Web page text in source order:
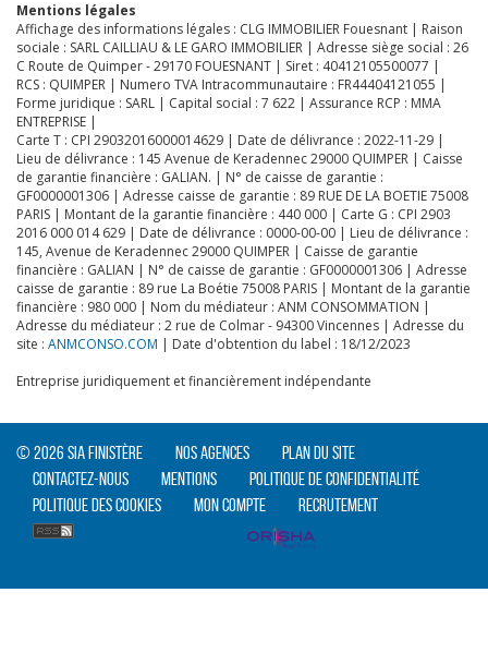
CLIQUER ICI POUR AGRANDIR
Mentions légales
Affichage des informations légales : CLG IMMOBILIER Fouesnant | Raison
sociale : SARL CAILLIAU & LE GARO IMMOBILIER | Adresse siège social : 26
C Route de Quimper - 29170 FOUESNANT | Siret : 40412105500077 |
RCS : QUIMPER | Numero TVA Intracommunautaire : FR44404121055 |
Forme juridique : SARL | Capital social : 7 622 | Assurance RCP : MMA
ENTREPRISE |
Carte T : CPI 29032016000014629 | Date de délivrance : 2022-11-29 |
Lieu de délivrance : 145 Avenue de Keradennec 29000 QUIMPER | Caisse
de garantie financière : GALIAN. | N° de caisse de garantie :
GF0000001306 | Adresse caisse de garantie : 89 RUE DE LA BOETIE 75008
PARIS | Montant de la garantie financière : 440 000 | Carte G : CPI 2903
2016 000 014 629 | Date de délivrance : 0000-00-00 | Lieu de délivrance :
145, Avenue de Keradennec 29000 QUIMPER | Caisse de garantie
financière : GALIAN | N° de caisse de garantie : GF0000001306 | Adresse
caisse de garantie : 89 rue La Boétie 75008 PARIS | Montant de la garantie
financière : 980 000 | Nom du médiateur : ANM CONSOMMATION |
Adresse du médiateur : 2 rue de Colmar - 94300 Vincennes | Adresse du
site : ANMCONSO.COM | Date d'obtention du label : 18/12/2023
Entreprise juridiquement et financièrement indépendante
© 2026 SIA Finistère Nos agences
Plan du site
Contactez-nous
Mentions
Politique de confidentialité
Politique des cookies
Mon compte Recrutement